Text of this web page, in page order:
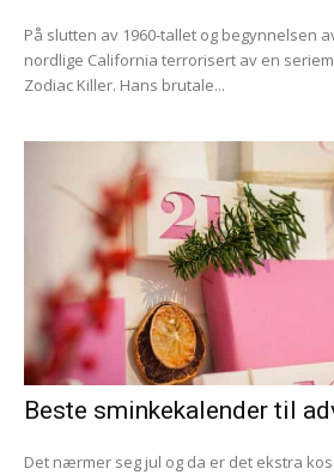
På slutten av 1960-tallet og begynnelsen
nordlige California terrorisert av en
Zodiac Killer. Hans brutale...
Beste sminkekalender til
Det nærmer seg jul og da er det ekstra